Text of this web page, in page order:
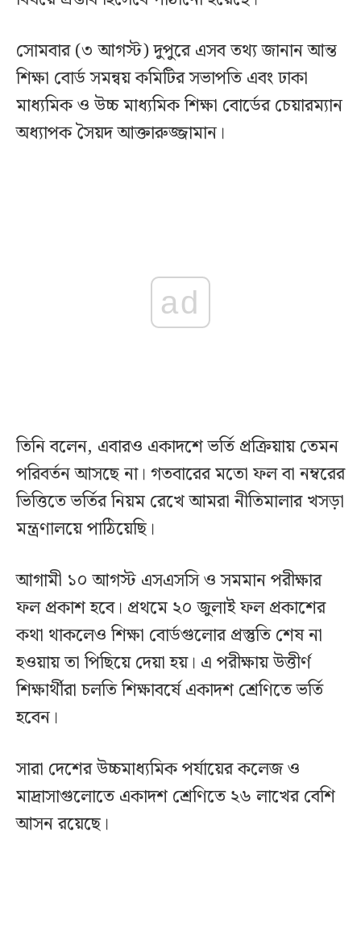
সোমবার (৩ আগস্ট) দুপুরে এসব তথ্য জানান আন্ত
শিক্ষা বোর্ড সমন্বয় কমিটির সভাপতি এবং ঢাকা
মাধ্যমিক ও উচ্চ মাধ্যমিক শিক্ষা বোর্ডের চেয়ারম্যান
অধ্যাপক সৈয়দ আক্তারুজ্জামান। ‎
ad
‎তিনি বলেন, এবারও একাদশে ভর্তি প্রক্রিয়ায় তেমন
পরিবর্তন আসছে না। গতবারের মতো ফল বা নম্বরের
ভিত্তিতে ভর্তির নিয়ম রেখে আমরা নীতিমালার খসড়া
মন্ত্রণালয়ে পাঠিয়েছি।
‎আগামী ১০ আগস্ট এসএসসি ও সমমান পরীক্ষার
ফল প্রকাশ হবে। প্রথমে ২০ জুলাই ফল প্রকাশের
কথা থাকলেও শিক্ষা বোর্ডগুলোর প্রস্তুতি শেষ না
হওয়ায় তা পিছিয়ে দেয়া হয়। এ পরীক্ষায় উত্তীর্ণ
শিক্ষার্থীরা চলতি শিক্ষাবর্ষে একাদশ শ্রেণিতে ভর্তি
হবেন।
সারা দেশের উচ্চমাধ্যমিক পর্যায়ের কলেজ ও
মাদ্রাসাগুলোতে একাদশ শ্রেণিতে ২৬ লাখের বেশি
আসন রয়েছে।